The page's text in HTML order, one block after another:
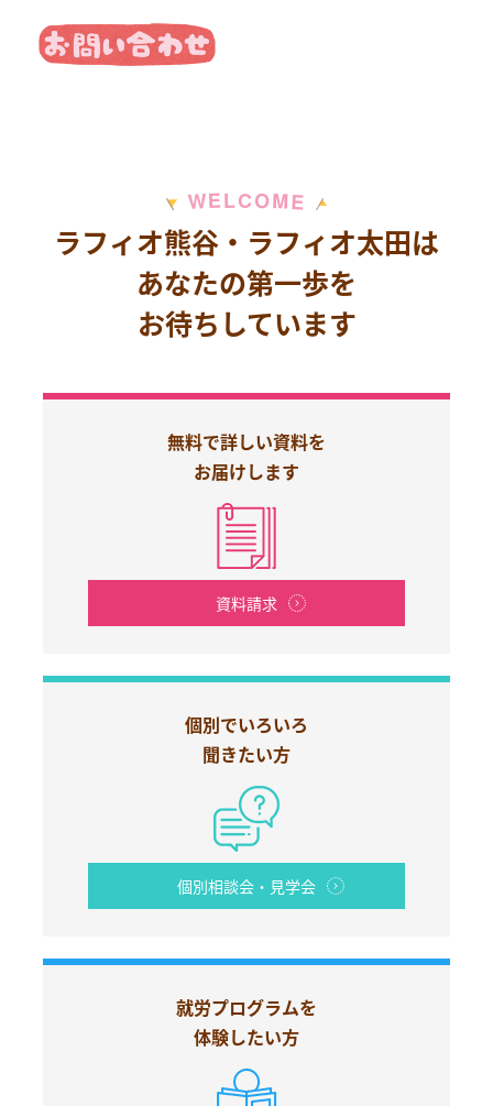
WELCOME
ラフィオ熊谷・ラフィオ太田は
あなたの第一歩を
お待ちしています
無料で詳しい資料を
お届けします
資料請求
個別でいろいろ
聞きたい方
個別相談会・見学会
就労プログラムを
体験したい方